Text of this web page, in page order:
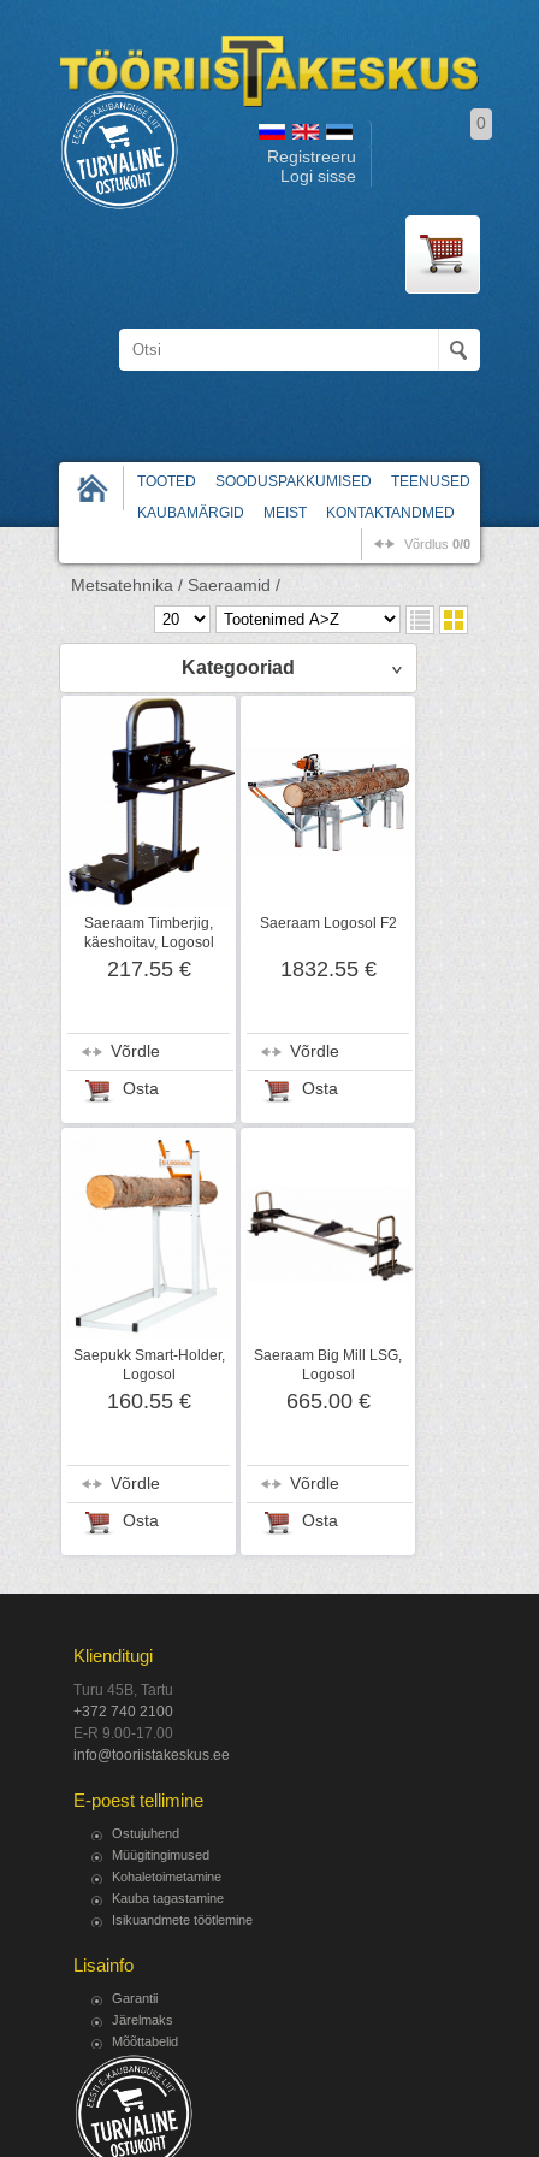
Registreeru
Logi sisse
0
TOOTED SOODUSPAKKUMISED
TEENUSED
KAUBAMÄRGID
MEIST KONTAKTANDMED
Võrdlus 0/0
Metsatehnika / Saeraamid /
Kategooriad
Saeraam Timberjig,
käeshoitav, Logosol
217.55 €
Võrdle
Osta
Saeraam Logosol F2
1832.55 €
Võrdle
Osta
Saepukk Smart-Holder,
Logosol
160.55 €
Võrdle
Osta
Saeraam Big Mill LSG,
Logosol
665.00 €
Võrdle
Osta
Klienditugi
Turu 45B, Tartu
+372 740 2100
E-R 9.00-17.00
info@tooriistakeskus.ee
E-poest tellimine
Ostujuhend
Müügitingimused
Kohaletoimetamine
Kauba tagastamine
Isikuandmete töötlemine
Lisainfo
Garantii
Järelmaks
Mõõttabelid